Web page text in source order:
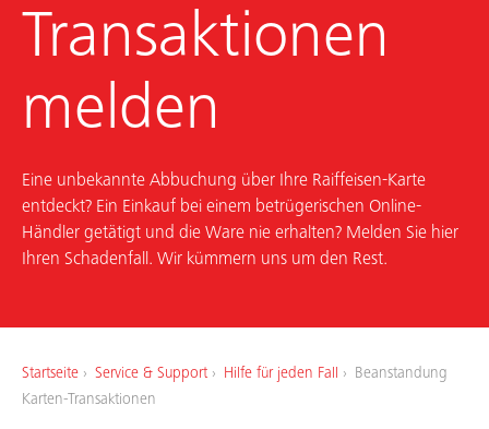
Transaktionen
melden
Eine unbekannte Abbuchung über Ihre Raiffeisen-Karte
entdeckt? Ein Einkauf bei einem betrügerischen Online-
Händler getätigt und die Ware nie erhalten? Melden Sie hier
Ihren Schadenfall. Wir kümmern uns um den Rest.
Startseite Service & Support Hilfe für jeden Fall
Beanstandung
Karten-Transaktionen